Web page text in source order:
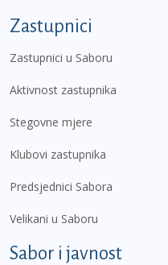
Zastupnici
Zastupnici u Saboru
Aktivnost zastupnika
Stegovne mjere
Klubovi zastupnika
Predsjednici Sabora
Velikani u Saboru
Sabor i javnost